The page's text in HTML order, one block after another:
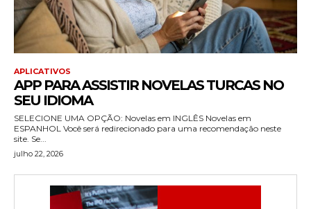
APLICATIVOS
APP PARA ASSISTIR NOVELAS TURCAS NO
SEU IDIOMA
SELECIONE UMA OPÇÃO: Novelas em INGLÊS Novelas em
ESPANHOL Você será redirecionado para uma recomendação neste
site. Se...
julho 22, 2026